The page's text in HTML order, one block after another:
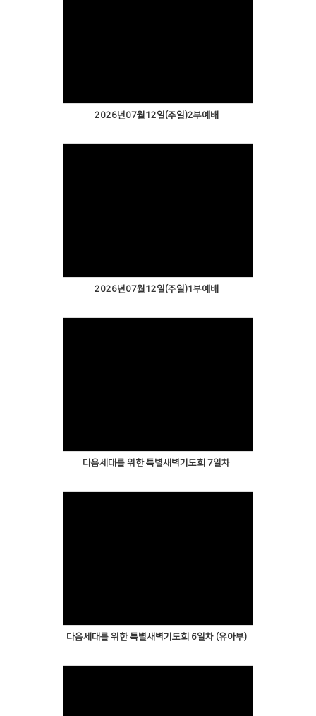
2026년07월12일(주일)2부예배
2026년07월12일(주일)1부예배
다음세대를 위한 특별새벽기도회 7일차
다음세대를 위한 특별새벽기도회 6일차 (유아부)